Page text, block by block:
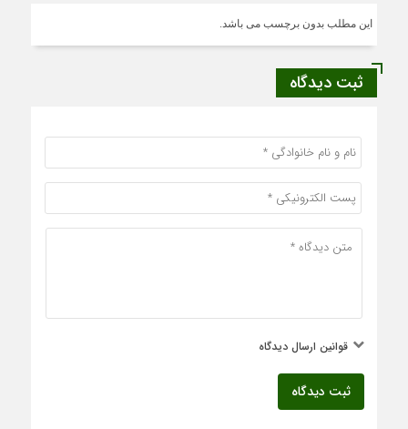
این مطلب بدون برچسب می باشد.
ثبت دیدگاه
قوانین ارسال دیدگاه
ثبت دیدگاه